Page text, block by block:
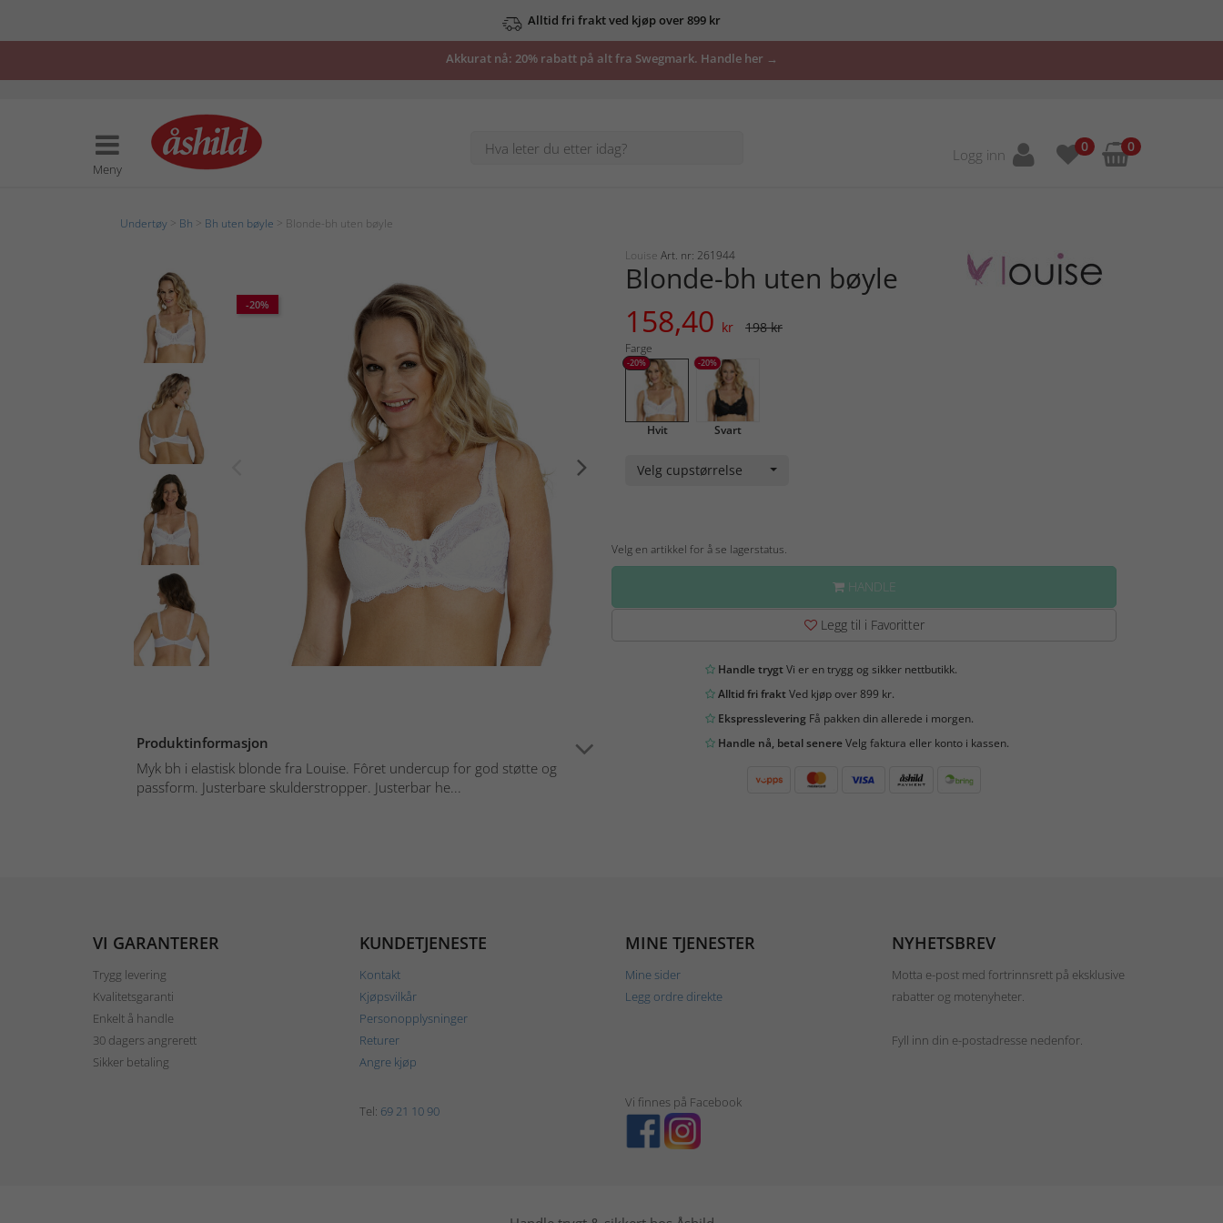
Alltid fri frakt ved kjøp over 899 kr
Akkurat nå: 20% rabatt på alt fra Swegmark. Handle her →
Meny
Logg inn 0 0
Undertøy Bh Bh uten bøyle > Blonde-bh uten bøyle
-20%
Produktinformasjon
Myk bh i elastisk blonde fra Louise. Fôret undercup for god støtte og
passform. Justerbare skulderstropper. Justerbar he...
Louise Art. nr: 261944
Blonde-bh uten bøyle
158,40 kr 198 kr
Farge
-20%
Hvit
-20%
Svart
Velg cupstørrelse
Velg en artikkel for å se lagerstatus.
HANDLE
Legg til i Favoritter
Handle trygtVi er en trygg og sikker nettbutikk.
Alltid fri fraktVed kjøp over 899 kr.
EkspressleveringFå pakken din allerede i morgen.
Handle nå, betal senereVelg faktura eller konto i kassen.
VI GARANTERER
Trygg levering
Kvalitetsgaranti
Enkelt å handle
30 dagers angrerett
Sikker betaling
KUNDETJENESTE
Kontakt
Kjøpsvilkår
Personopplysninger
Returer
Angre kjøp
MINE TJENESTER
Mine sider
Legg ordre direkte
NYHETSBREV
Motta e-post med fortrinnsrett på eksklusive
rabatter og motenyheter.
Fyll inn din e-postadresse nedenfor.
Tel: 69 21 10 90
Vi finnes på Facebook